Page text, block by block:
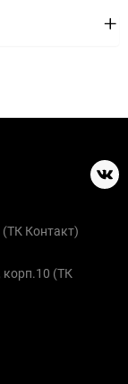
Контакт)
корп.10 (ТК